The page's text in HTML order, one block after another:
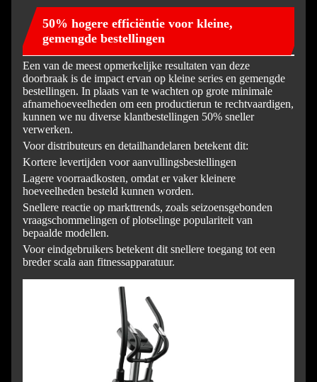
50% hogere efficiëntie voor kleine,
gemengde bestellingen
Een van de meest opmerkelijke resultaten van deze
doorbraak is de impact ervan op kleine series en gemengde
bestellingen. In plaats van te wachten op grote minimale
afnamehoeveelheden om een ​​productierun te rechtvaardigen,
kunnen we nu diverse klantbestellingen 50% sneller
verwerken.
Voor distributeurs en detailhandelaren betekent dit:
Kortere levertijden voor aanvullingsbestellingen
Lagere voorraadkosten, omdat er vaker kleinere
hoeveelheden besteld kunnen worden.
Snellere reactie op markttrends, zoals seizoensgebonden
vraagschommelingen of plotselinge populariteit van
bepaalde modellen.
Voor eindgebruikers betekent dit snellere toegang tot een
breder scala aan fitnessapparatuur.